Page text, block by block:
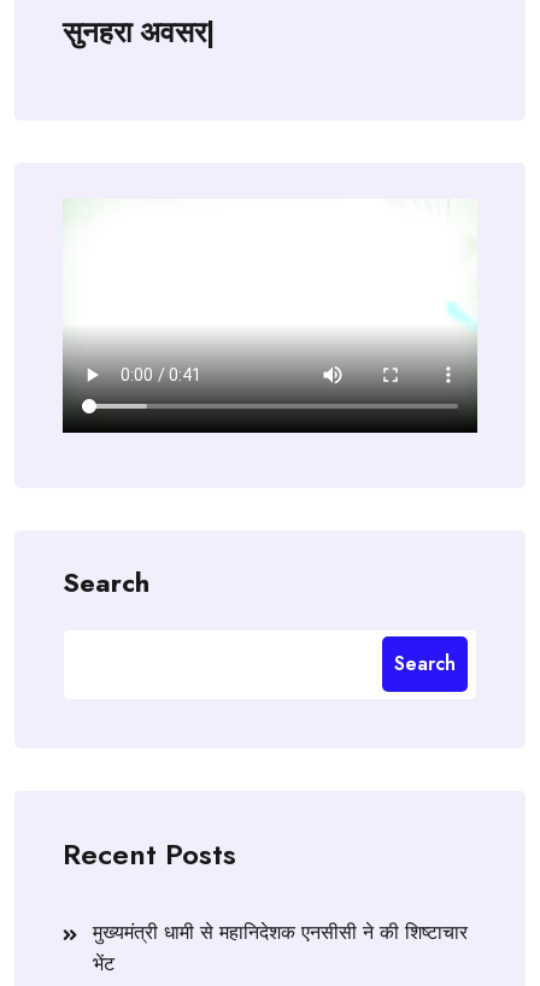
सुनहरा अवसर|
Search
Search
Recent Posts
मुख्यमंत्री धामी से महानिदेशक एनसीसी ने की शिष्टाचार
भेंट